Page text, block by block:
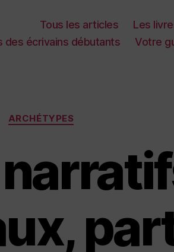
Tous les articles
Les
des écrivains débutants
Votre
Categories
ARCHÉTYPES